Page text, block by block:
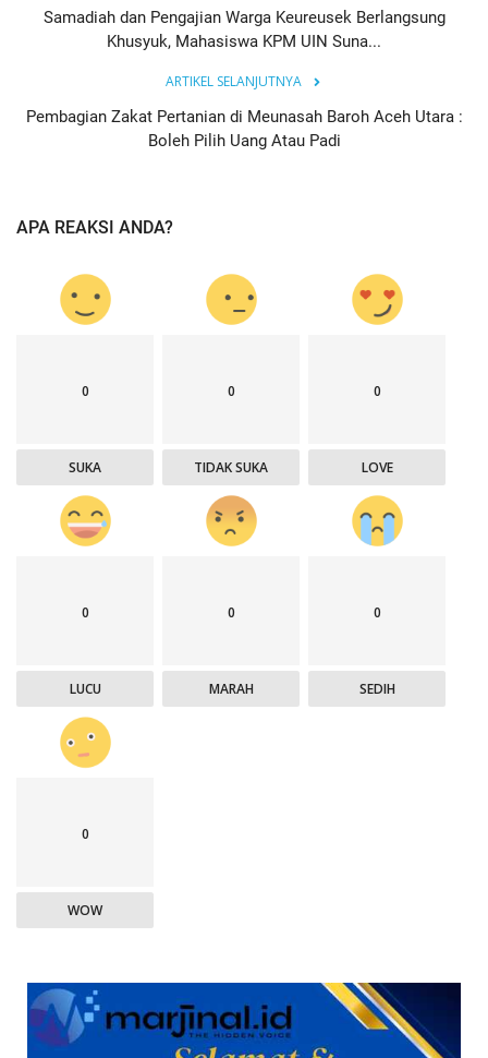
Samadiah dan Pengajian Warga Keureusek Berlangsung
Khusyuk, Mahasiswa KPM UIN Suna...
ARTIKEL SELANJUTNYA
Pembagian Zakat Pertanian di Meunasah Baroh Aceh Utara :
Boleh Pilih Uang Atau Padi
APA REAKSI ANDA?
0
SUKA
0
TIDAK SUKA
0
LOVE
0
LUCU
0
MARAH
0
SEDIH
0
WOW